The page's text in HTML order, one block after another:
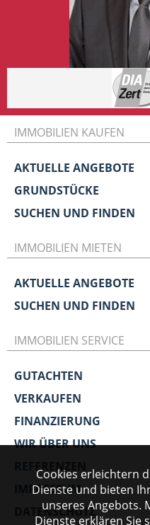
IMMOBILIEN KAUFEN
AKTUELLE ANGEBOTE
GRUNDSTÜCKE
SUCHEN UND FINDEN
IMMOBILIEN MIETEN
AKTUELLE ANGEBOTE
SUCHEN UND FINDEN
IMMOBILIEN SERVICE
GUTACHTEN
VERKAUFEN
FINANZIERUNG
WIR ÜBER UNS
REFERENZEN
IMPRESSUM
DATENSCHUTZ
Cookies erleichtern
Dienste und bieten
unseres Angebots.
Dienste erklären Sie